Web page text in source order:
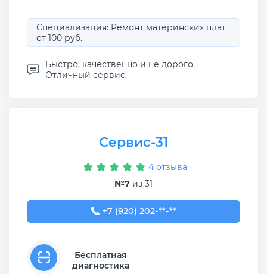
Специализация: Ремонт материнских плат
от 100 руб.
Быстро, качественно и не дорого.
Отличный сервис.
Сервис-31
4 отзыва
№7 из 31
+7 (920) 202-90-02
+7 (920) 202-**-**
Бесплатная
диагностика